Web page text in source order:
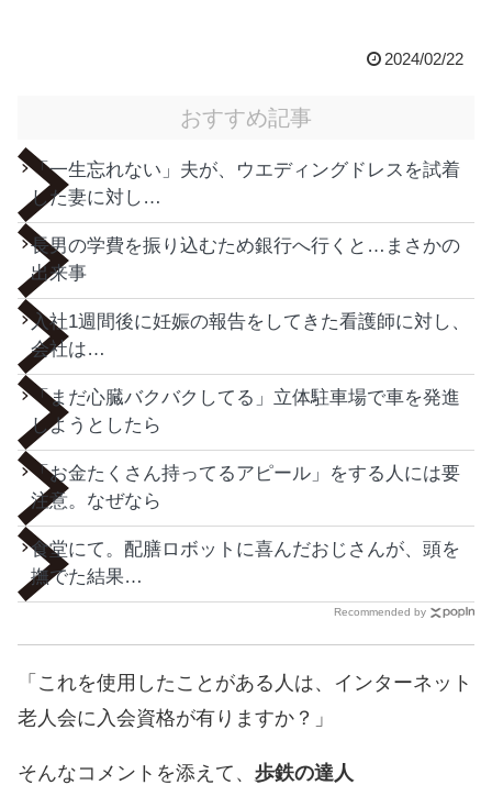
2024/02/22
おすすめ記事
「一生忘れない」夫が、ウエディングドレスを試着
した妻に対し…
長男の学費を振り込むため銀行へ行くと…まさかの
出来事
入社1週間後に妊娠の報告をしてきた看護師に対し、
会社は…
「まだ心臓バクバクしてる」立体駐車場で車を発進
しようとしたら
「お金たくさん持ってるアピール」をする人には要
注意。なぜなら
食堂にて。配膳ロボットに喜んだおじさんが、頭を
撫でた結果…
Recommended by
「これを使用したことがある人は、インターネット
老人会に入会資格が有りますか？」
そんなコメントを添えて、 歩鉄の達人